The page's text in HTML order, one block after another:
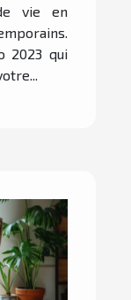
vie en
2023 qui